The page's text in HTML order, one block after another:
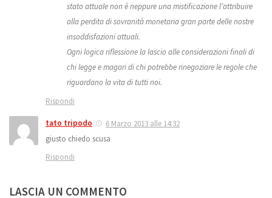
stato attuale non è neppure una mistificazione l’attribuire
alla perdita di sovranità monetaria gran parte delle nostre
insoddisfazioni attuali.
Ogni logica riflessione la lascio alle considerazioni finali di
chi legge e magari di chi potrebbe rinegoziare le regole che
riguardano la vita di tutti noi.
Rispondi
tato tripodo
6 Marzo 2013 alle 14:32
giusto chiedo scusa
Rispondi
LASCIA UN COMMENTO